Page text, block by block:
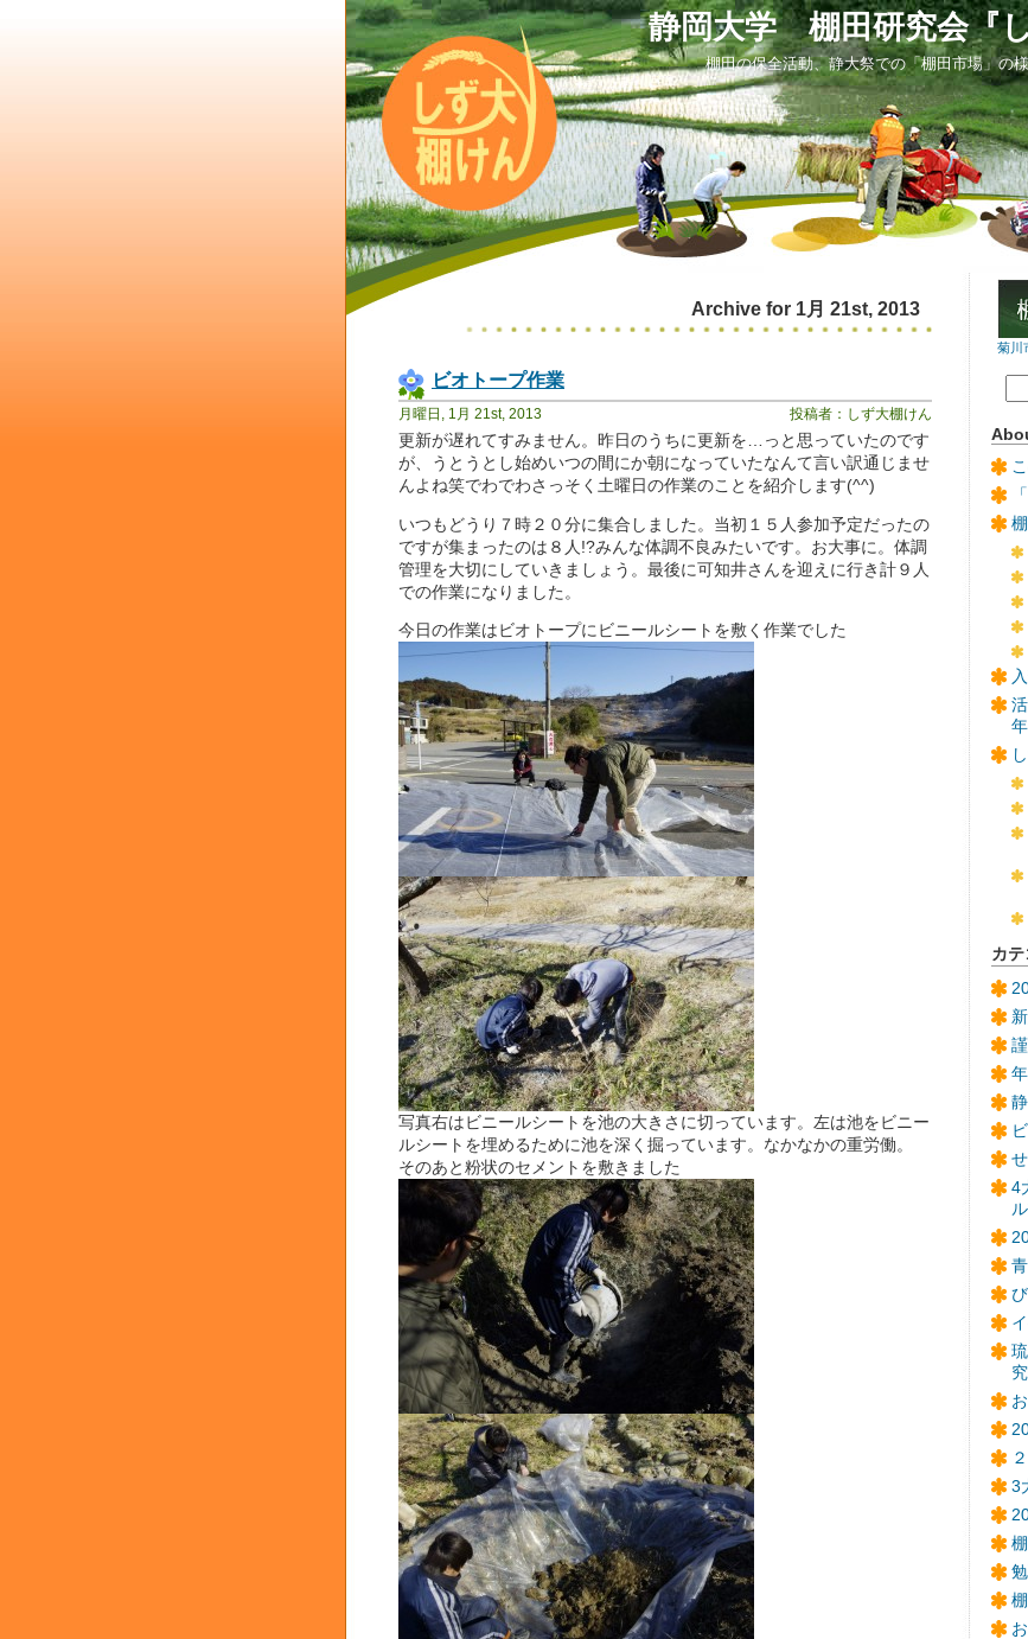
静岡大学 棚田研究会『
棚田の保全活動、静大祭での「棚田市場」の
Archive for 1月 21st, 2013
ビオトープ作業
月曜日, 1月 21st, 2013 投稿者：しず大棚けん
更新が遅れてすみません。昨日のうちに更新を…っと思っていたのです
が、うとうとし始めいつの間にか朝になっていたなんて言い訳通じませ
んよね笑でわでわさっそく土曜日の作業のことを紹介します(^^)
いつもどうり７時２０分に集合しました。当初１５人参加予定だったの
ですが集まったのは８人!?みんな体調不良みたいです。お大事に。体調
管理を大切にしていきましょう。最後に可知井さんを迎えに行き計９人
での作業になりました。
今日の作業はビオトープにビニールシートを敷く作業でした
写真右はビニールシートを池の大きさに切っています。左は池をビニー
ルシートを埋めるために池を深く掘っています。なかなかの重労働。
そのあと粉状のセメントを敷きました
菊川
年
カ
4
3